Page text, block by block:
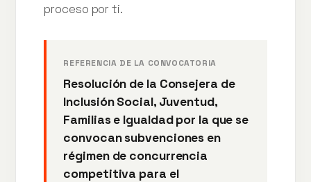
proceso por ti.
REFERENCIA DE LA CONVOCATORIA
Resolución de la Consejera de
Inclusión Social, Juventud,
Familias e Igualdad por la que se
convocan subvenciones en
régimen de concurrencia
competitiva para el